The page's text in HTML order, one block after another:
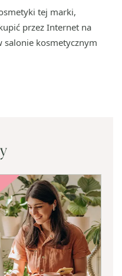
tej marki,
przez Internet na
salonie kosmetycznym